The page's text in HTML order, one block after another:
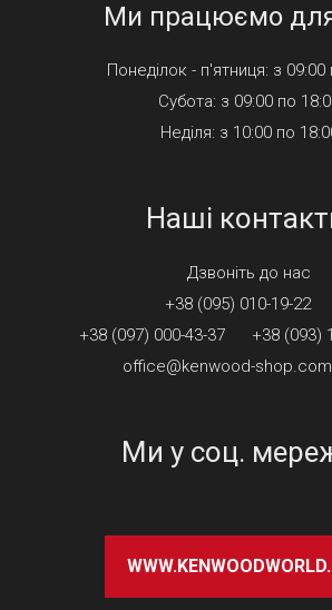
Ми працюємо
Понеділок - п'ятниця: з 09:00
Субота: з 09:00 по
Неділя: з 10:00 по
Наші
Дзвонiть до нас
+38 (095) 010-19-22
+38 (097) 000-43-37
+38 (093)
office@kenwood-
Ми у соц.